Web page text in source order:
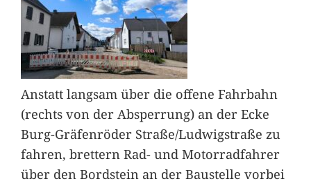
Anstatt langsam über die offene Fahrbahn
(rechts von der Absperrung) an der Ecke
Burg-Gräfenröder Straße/Ludwigstraße zu
fahren, brettern Rad- und Motorradfahrer
über den Bordstein an der Baustelle vorbei